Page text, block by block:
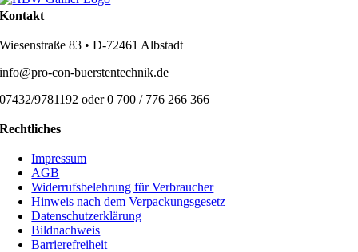
Kontakt
Wiesenstraße 83 • D-72461 Albstadt
info@pro-con-buerstentechnik.de
07432/9781192 oder 0 700 / 776 266 366
Rechtliches
Impressum
AGB
Widerrufsbelehrung für Verbraucher
Hinweis nach dem Verpackungsgesetz
Datenschutzerklärung
Bildnachweis
Barrierefreiheit